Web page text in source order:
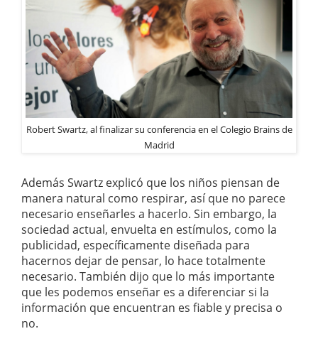
Robert Swartz, al finalizar su conferencia en el Colegio Brains de
Madrid
Además Swartz explicó que los niños piensan de
manera natural como respirar, así que no parece
necesario enseñarles a hacerlo. Sin embargo, la
sociedad actual, envuelta en estímulos, como la
publicidad, específicamente diseñada para
hacernos dejar de pensar, lo hace totalmente
necesario. También dijo que lo más importante
que les podemos enseñar es a diferenciar si la
información que encuentran es fiable y precisa o
no.